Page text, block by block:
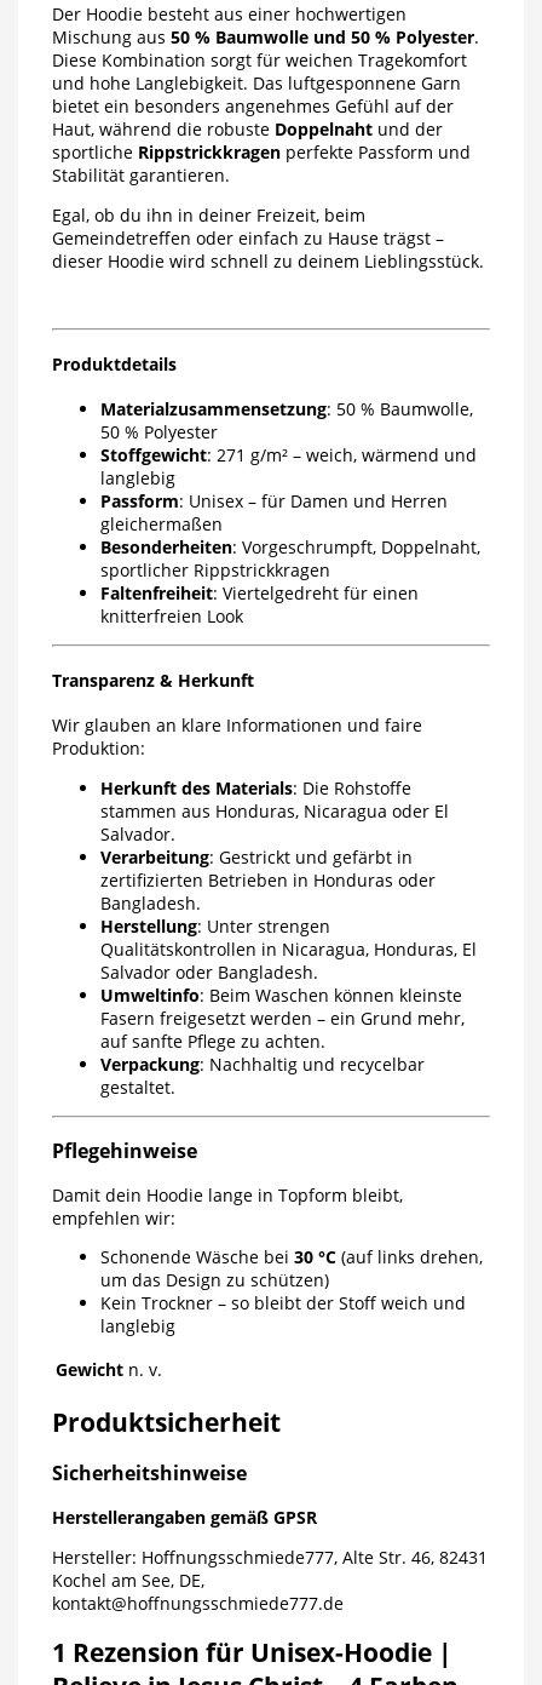
Der Hoodie besteht aus einer hochwertigen
Mischung aus 50 % Baumwolle und 50 % Polyester.
Diese Kombination sorgt für weichen Tragekomfort
und hohe Langlebigkeit. Das luftgesponnene Garn
bietet ein besonders angenehmes Gefühl auf der
Haut, während die robuste Doppelnahtund der
sportliche Rippstrickkragenperfekte Passform und
Stabilität garantieren.
Egal, ob du ihn in deiner Freizeit, beim
Gemeindetreffen oder einfach zu Hause trägst –
dieser Hoodie wird schnell zu deinem Lieblingsstück.
Produktdetails
Materialzusammensetzung: 50 % Baumwolle,
50 % Polyester
Stoffgewicht: 271 g/m² – weich, wärmend und
langlebig
Passform: Unisex – für Damen und Herren
gleichermaßen
Besonderheiten: Vorgeschrumpft, Doppelnaht,
sportlicher Rippstrickkragen
Faltenfreiheit: Viertelgedreht für einen
knitterfreien Look
Transparenz & Herkunft
Wir glauben an klare Informationen und faire
Produktion:
Herkunft des Materials: Die Rohstoffe
stammen aus Honduras, Nicaragua oder El
Salvador.
Verarbeitung: Gestrickt und gefärbt in
zertifizierten Betrieben in Honduras oder
Bangladesh.
Herstellung: Unter strengen
Qualitätskontrollen in Nicaragua, Honduras, El
Salvador oder Bangladesh.
Umweltinfo: Beim Waschen können kleinste
Fasern freigesetzt werden – ein Grund mehr,
auf sanfte Pflege zu achten.
Verpackung: Nachhaltig und recycelbar
gestaltet.
Pflegehinweise
Damit dein Hoodie lange in Topform bleibt,
empfehlen wir:
Schonende Wäsche bei 30 °C(auf links drehen,
um das Design zu schützen)
Kein Trockner – so bleibt der Stoff weich und
langlebig
Gewicht n. v.
Produktsicherheit
Sicherheitshinweise
Herstellerangaben gemäß GPSR
Hersteller: Hoffnungsschmiede777, Alte Str. 46, 82431
Kochel am See, DE,
kontakt@hoffnungsschmiede777.de
1 Rezension für Unisex-Hoodie |